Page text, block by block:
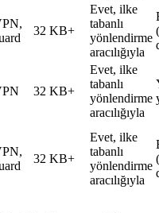
32 KB+
Evet, ilke
tabanlı
yönlendirme
aracılığıyla
32 KB+
Evet, ilke
tabanlı
yönlendirme
aracılığıyla
32 KB+
Evet, ilke
tabanlı
yönlendirme
aracılığıyla